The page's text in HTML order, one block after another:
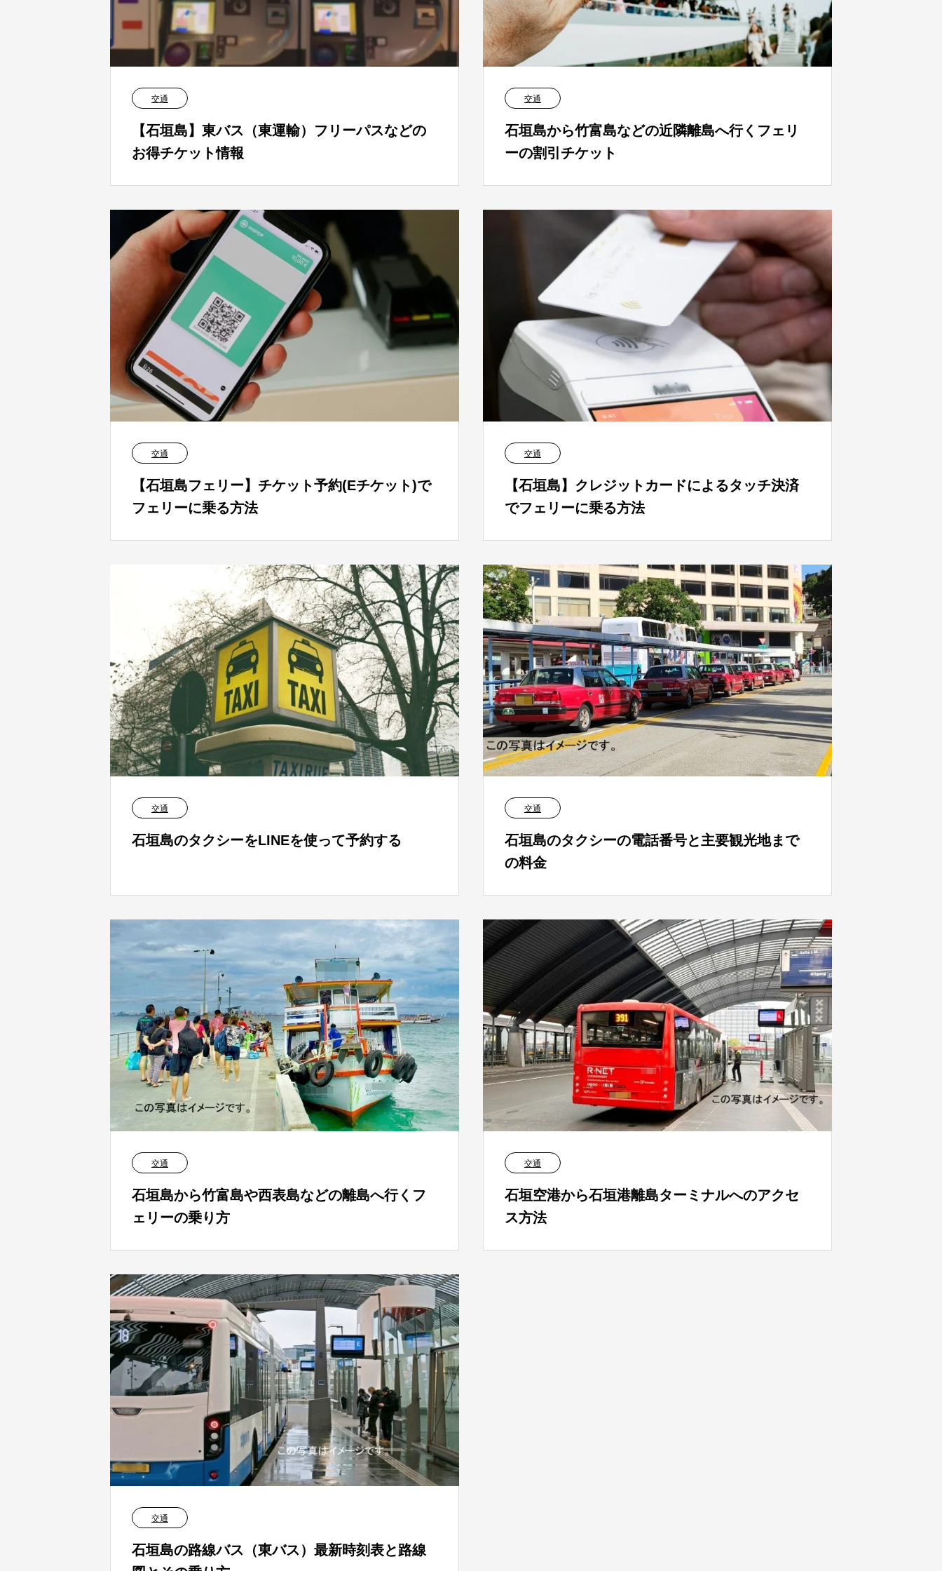
交通
【石垣島】東バス（東運輸）フリーパスなどの
お得チケット情報
交通
石垣島から竹富島などの近隣離島へ行くフェリ
ーの割引チケット
交通
【石垣島フェリー】チケット予約(Eチケット)で
フェリーに乗る方法
交通
【石垣島】クレジットカードによるタッチ決済
でフェリーに乗る方法
交通
石垣島のタクシーをLINEを使って予約する
交通
石垣島のタクシーの電話番号と主要観光地まで
の料金
交通
石垣島から竹富島や西表島などの離島へ行くフ
ェリーの乗り方
交通
石垣空港から石垣港離島ターミナルへのアクセ
ス方法
交通
石垣島の路線バス（東バス）最新時刻表と路線